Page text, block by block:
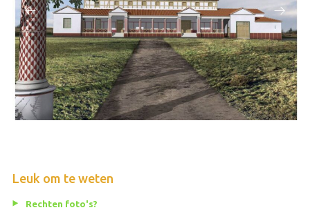
Leuk om te weten
Rechten foto's?